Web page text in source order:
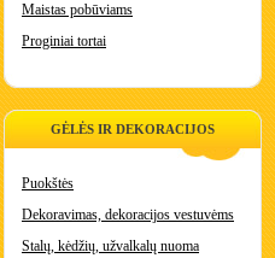
Maistas pobūviams
Proginiai tortai
GĖLĖS IR DEKORACIJOS
Puokštės
Dekoravimas, dekoracijos vestuvėms
Stalų, kėdžių, užvalkalų nuoma